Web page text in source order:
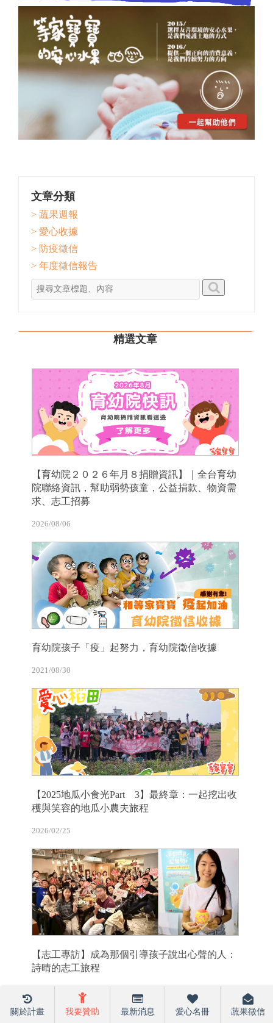
文章分類
> 蔬果週報
> 愛心收據
> 防疫徵信
> 年度徵信報告
精選文章
【育幼院２０２６年月８捐贈資訊】｜全台育幼
院聯絡資訊，幫助弱勢孩童，公益捐款、物資需
求、志工招募
2026/08/06
育幼院孩子「疫」起努力，育幼院徵信收據
2021/08/30
【2025地瓜小食光Part 3】最終章：一起挖出收
穫與笑容的地瓜小農夫旅程
2026/02/25
【志工專訪】成為那個引導孩子說出心聲的人：
詩晴的志工旅程
關於計畫 我要贊助 最新消息 愛心名冊 蔬果徵信